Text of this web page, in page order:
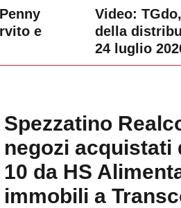
e
Video:
della
24 luglio
Spezzatino
negozi acquistati
10 da HS
immobili a